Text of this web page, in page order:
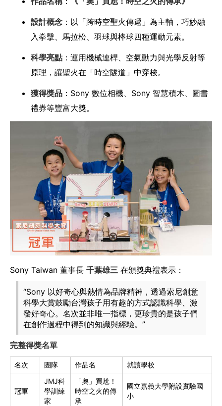
設計概念：以「跨時空聖火傳遞」為主軸，巧妙融
入拳擊、馬拉松、羽球與棒球四種運動元素。
科學亮點：運用機械連桿、空氣動力與光學反射等
原理，讓聖火在「時空隧道」中穿梭。
獲得獎品：Sony 數位相機、Sony 智慧積木、圖書
禮券等豐富大獎。
Sony Taiwan 董事長 千葉雄三 在頒獎典禮表示：
“Sony 以好奇心與熱情為品牌精神，透過索尼創意
科學大賞鼓勵台灣孩子用有趣的方式認識科學、激
發好奇心。名次並非唯一指標，更珍貴的是孩子們
在創作過程中得到的知識與經驗。”
完整得獎名單
名次 團隊 作品名 就讀學校
冠軍
JMJ科
學訓練
家
「奧」買尬！
時空之火的傳
承
國立嘉義大學附設實驗國
小